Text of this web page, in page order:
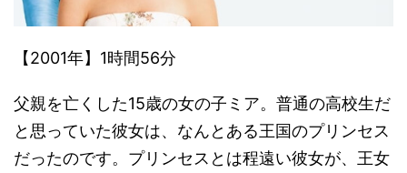
【2001年】1時間56分
父親を亡くした15歳の女の子ミア。普通の高校生だ
と思っていた彼女は、なんとある王国のプリンセス
だったのです。プリンセスとは程遠い彼女が、王女